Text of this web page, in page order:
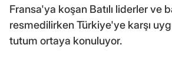
Fransa'ya koşan Batılı liderler ve
resmedilirken Türkiye'ye karşı
tutum ortaya konuluyor.